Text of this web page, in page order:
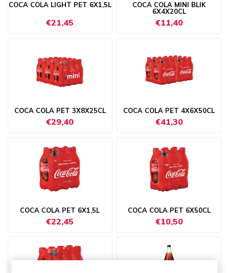
COCA COLA LIGHT PET 6X1,5L
€21,45
COCA COLA MINI BLIK
6X4X20CL
€11,40
COCA COLA PET 3X8X25CL
€29,40
COCA COLA PET 4X6X50CL
€41,30
COCA COLA PET 6X1,5L
€22,45
COCA COLA PET 6X50CL
€10,50